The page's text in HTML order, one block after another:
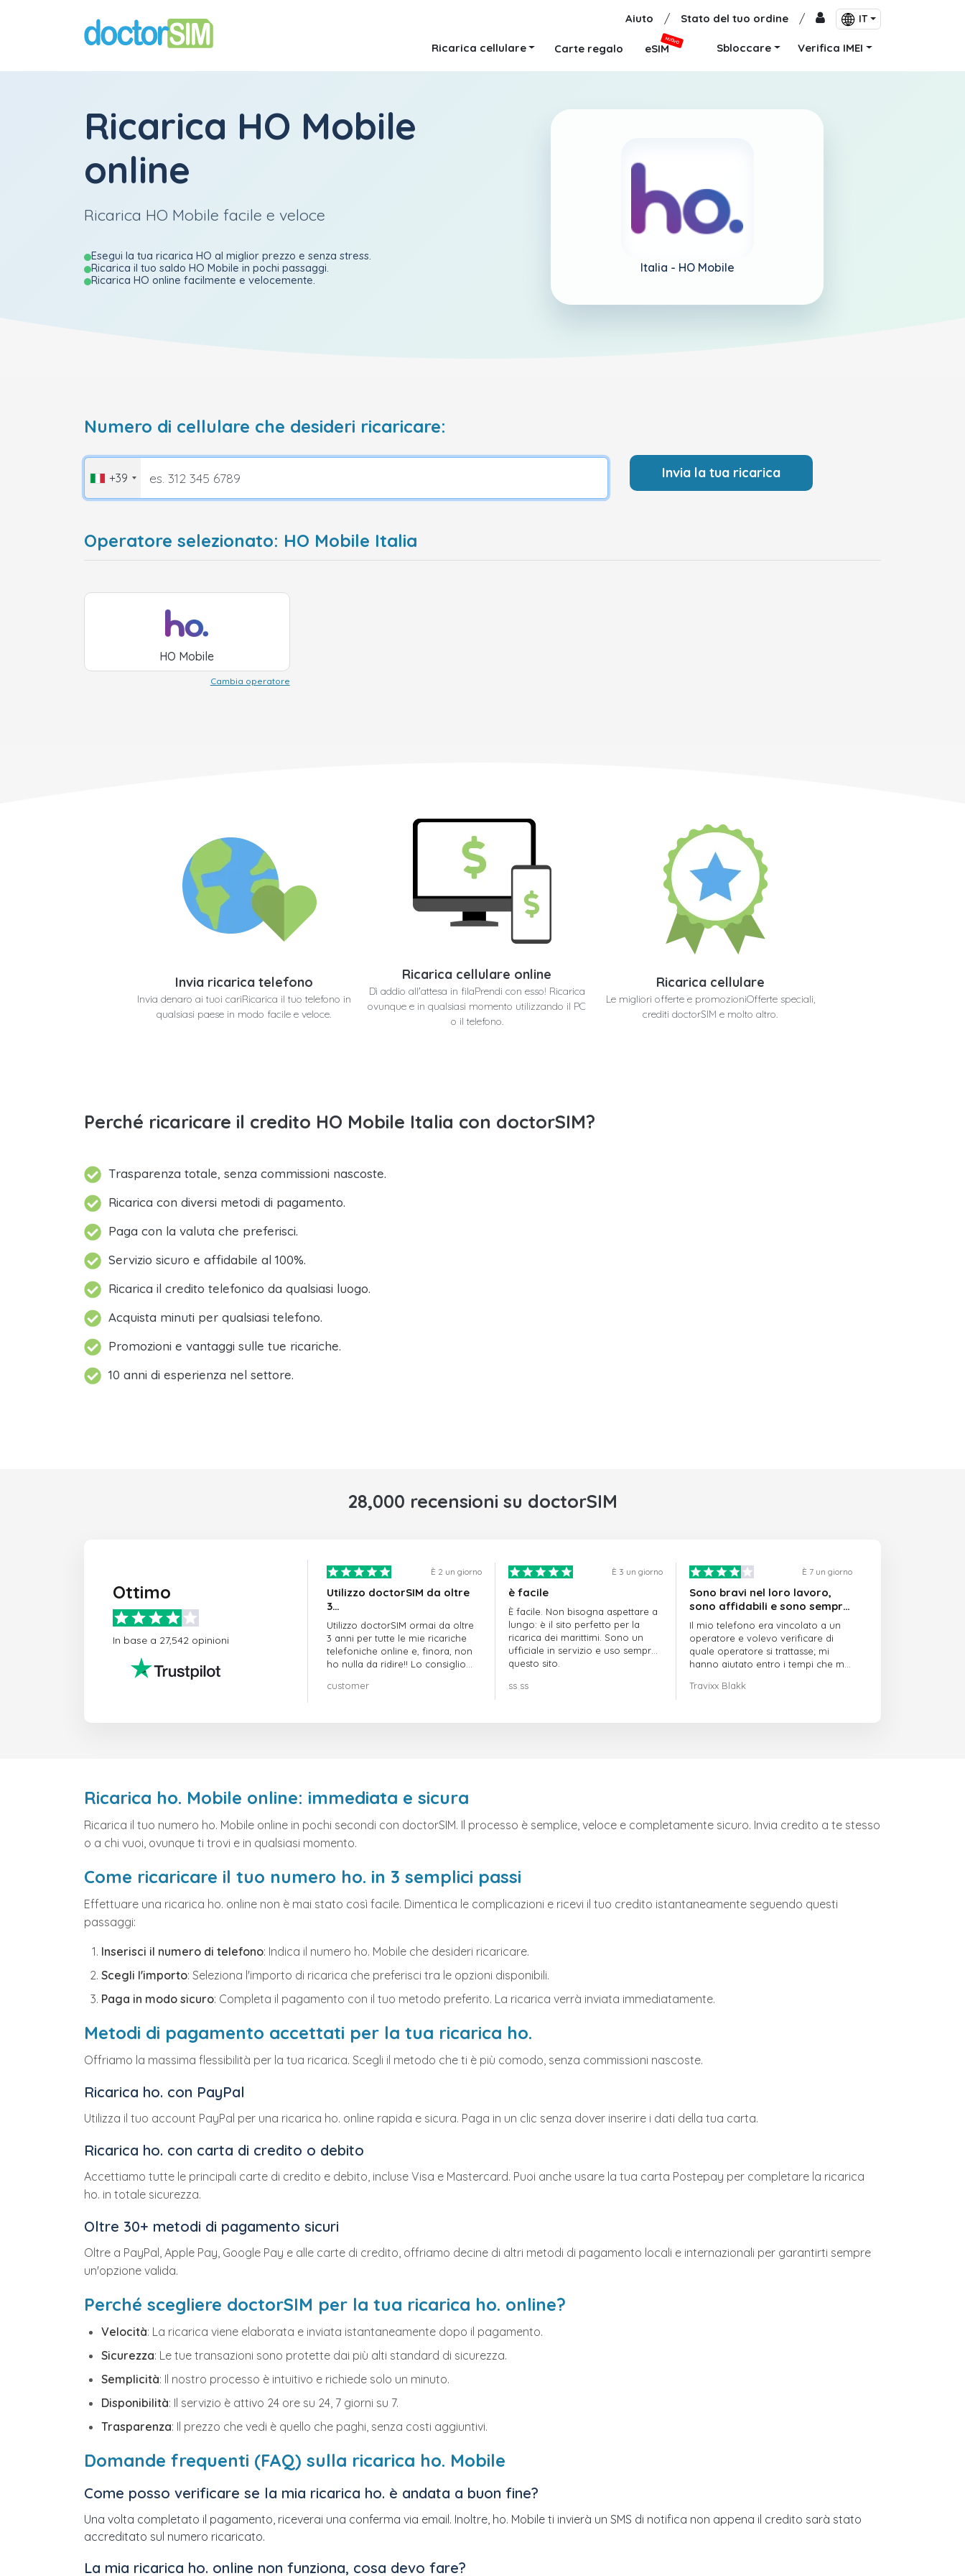
Aiuto / Stato del tuo ordine / IT
Ricarica cellulare Carte regalo eSIM
NUOVO
Sbloccare Verifica IMEI
Ricarica HO Mobile
online
Ricarica HO Mobile facile e veloce
Esegui la tua ricarica HO al miglior prezzo e senza stress.
Ricarica il tuo saldo HO Mobile in pochi passaggi.
Ricarica HO online facilmente e velocemente.
Italia - HO Mobile
Numero di cellulare che desideri ricaricare:
+39 Invia la tua ricarica
Operatore selezionato: HO Mobile Italia
HO Mobile
Cambia operatore
Invia ricarica telefono
Invia denaro ai tuoi cariRicarica il tuo telefono in
qualsiasi paese in modo facile e veloce.
Ricarica cellulare online
Dì addio all'attesa in filaPrendi con esso! Ricarica
ovunque e in qualsiasi momento utilizzando il PC
o il telefono.
Ricarica cellulare
Le migliori offerte e promozioniOfferte speciali,
crediti doctorSIM e molto altro.
Perché ricaricare il credito HO Mobile Italia con doctorSIM?
Trasparenza totale, senza commissioni nascoste.
Ricarica con diversi metodi di pagamento.
Paga con la valuta che preferisci.
Servizio sicuro e affidabile al 100%.
Ricarica il credito telefonico da qualsiasi luogo.
Acquista minuti per qualsiasi telefono.
Promozioni e vantaggi sulle tue ricariche.
10 anni di esperienza nel settore.
28,000 recensioni su doctorSIM
Ottimo
In base a 27,542 opinioni
È 2 un giorno
Utilizzo doctorSIM da oltre
3…
Utilizzo doctorSIM ormai da oltre
3 anni per tutte le mie ricariche
telefoniche online e, finora, non
ho nulla da ridire!! Lo consiglio
customer
È 3 un giorno
è facile
È facile. Non bisogna aspettare a
lungo: è il sito perfetto per la
ricarica dei marittimi. Sono un
ufficiale in servizio e uso sempre
questo sito.
ss ss
È 7 un giorno
Sono bravi nel loro lavoro,
sono affidabili e sono sempre
puntuali
Il mio telefono era vincolato a un
operatore e volevo verificare di
quale operatore si trattasse; mi
hanno aiutato entro i tempi che mi
Travixx Blakk
Ricarica ho. Mobile online: immediata e sicura
Ricarica il tuo numero ho. Mobile online in pochi secondi con doctorSIM. Il processo è semplice, veloce e completamente sicuro. Invia credito a te stesso
o a chi vuoi, ovunque ti trovi e in qualsiasi momento.
Come ricaricare il tuo numero ho. in 3 semplici passi
Effettuare una ricarica ho. online non è mai stato così facile. Dimentica le complicazioni e ricevi il tuo credito istantaneamente seguendo questi
passaggi:
Inserisci il numero di telefono: Indica il numero ho. Mobile che desideri ricaricare.
Scegli l'importo: Seleziona l'importo di ricarica che preferisci tra le opzioni disponibili.
Paga in modo sicuro: Completa il pagamento con il tuo metodo preferito. La ricarica verrà inviata immediatamente.
Metodi di pagamento accettati per la tua ricarica ho.
Offriamo la massima flessibilità per la tua ricarica. Scegli il metodo che ti è più comodo, senza commissioni nascoste.
Ricarica ho. con PayPal
Utilizza il tuo account PayPal per una ricarica ho. online rapida e sicura. Paga in un clic senza dover inserire i dati della tua carta.
Ricarica ho. con carta di credito o debito
Accettiamo tutte le principali carte di credito e debito, incluse Visa e Mastercard. Puoi anche usare la tua carta Postepay per completare la ricarica
ho. in totale sicurezza.
Oltre 30+ metodi di pagamento sicuri
Oltre a PayPal, Apple Pay, Google Pay e alle carte di credito, offriamo decine di altri metodi di pagamento locali e internazionali per garantirti sempre
un'opzione valida.
Perché scegliere doctorSIM per la tua ricarica ho. online?
Velocità: La ricarica viene elaborata e inviata istantaneamente dopo il pagamento.
Sicurezza: Le tue transazioni sono protette dai più alti standard di sicurezza.
Semplicità: Il nostro processo è intuitivo e richiede solo un minuto.
Disponibilità: Il servizio è attivo 24 ore su 24, 7 giorni su 7.
Trasparenza: Il prezzo che vedi è quello che paghi, senza costi aggiuntivi.
Domande frequenti (FAQ) sulla ricarica ho. Mobile
Come posso verificare se la mia ricarica ho. è andata a buon fine?
Una volta completato il pagamento, riceverai una conferma via email. Inoltre, ho. Mobile ti invierà un SMS di notifica non appena il credito sarà stato
accreditato sul numero ricaricato.
La mia ricarica ho. online non funziona, cosa devo fare?